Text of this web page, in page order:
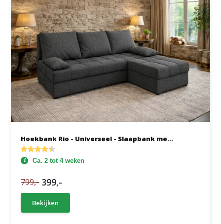
Hoekbank Rio - Universeel - Slaapbank me...
Ca. 2 tot 4 weken
799,- 399,-
Bekijken